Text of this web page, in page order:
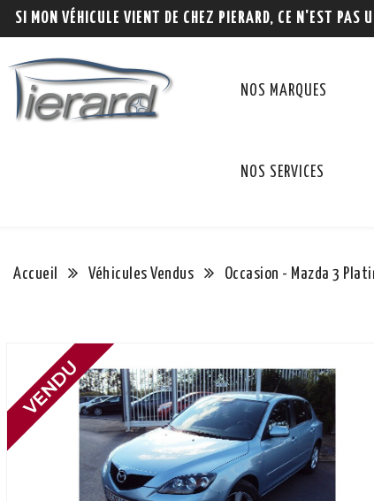
SI MON VÉHICULE VIENT DE CHEZ PIERARD, CE N'EST PAS
NOS MARQUES
NOS SERVICES
Accueil Véhicules Vendus Occasion - Mazda 3